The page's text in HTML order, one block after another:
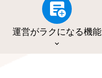
運営がラクになる機能